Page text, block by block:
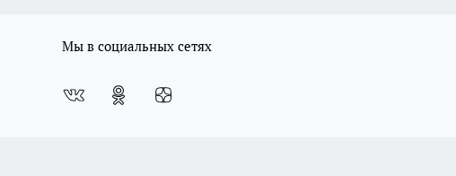
Мы в социальных сетях